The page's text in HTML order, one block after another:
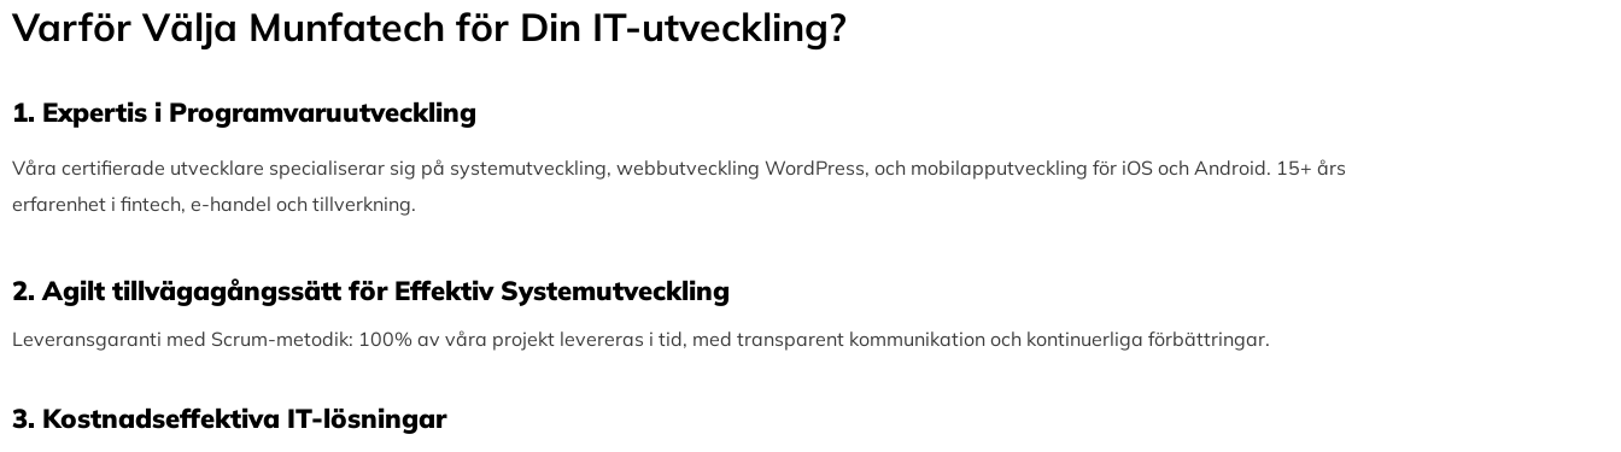
Varför Välja Munfatech för Din IT-utveckling?
1.⁠ ⁠Expertis i Programvaruutveckling
Våra certifierade utvecklare specialiserar sig på systemutveckling, webbutveckling WordPress, och mobilapputveckling för iOS och Android. 15+ års
erfarenhet i fintech, e-handel och tillverkning.
2.⁠ ⁠Agilt tillvägagångssätt för Effektiv Systemutveckling
Leveransgaranti med Scrum-metodik: 100% av våra projekt levereras i tid, med transparent kommunikation och kontinuerliga förbättringar.
3.⁠ ⁠Kostnadseffektiva IT-lösningar